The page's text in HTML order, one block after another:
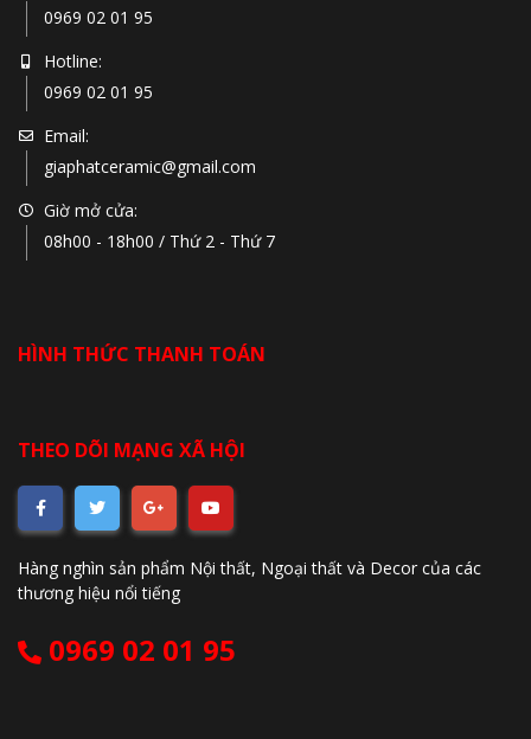
0969 02 01 95
Hotline:
0969 02 01 95
Email:
giaphatceramic@gmail.com
Giờ mở cửa:
08h00 - 18h00 / Thứ 2 - Thứ 7
HÌNH THỨC THANH TOÁN
THEO DÕI MẠNG XÃ HỘI
Hàng nghìn sản phẩm Nội thất, Ngoại thất và Decor của các
thương hiệu nổi tiếng
0969 02 01 95